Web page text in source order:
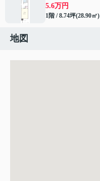
5.6万円
1階 / 8.74坪(28.90㎡)
地図